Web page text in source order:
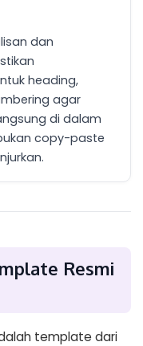
dan
heading,
agar
di dalam
copy-paste
Resmi
template dari